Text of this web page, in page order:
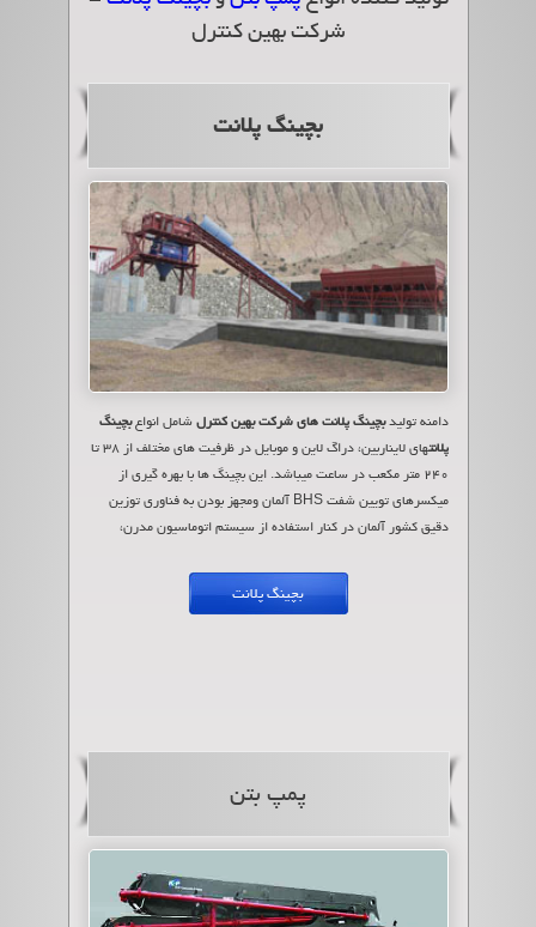
شرکت بهین کنترل
بچینگ پلانت
دامنه تولیدبچینگ پلانت هاي شرکت بهین کنترلشامل انواعبچینگ
پلانت
هاي لایناربین، دراگ لاین و موبایل در ظرفیت های مختلف از 38 تا
240 متر مکعب در ساعت میباشد. این بچینگ ها با بهره گیری از
میکسرهای تویین شفت BHS آلمان ومجهز بودن به فناوری توزین
دقیق کشور آلمان در کنار استفاده از سیستم اتوماسیون مدرن،
های ساختمانی، کف راه ها و فرودگاه ها، کارخانه سگمنت و بتن
بچینگ پلانت
پمپ بتن